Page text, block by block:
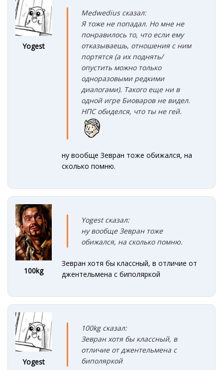
Yogest
Medwedius сказал:
Я тоже не попадал. Но мне не
понравилось то, что если ему
отказываешь, отношения с ним
портятся (а их поднять/
опустить можно только
одноразовыми редкими
диалогами). Такого еще ни в
одной игре Биоваров не видел.
НПС обиделся, что ты не гей.
ну вообще Зевран тоже обижался, на
сколько помню.
100kg
Yogest сказал:
ну вообще Зевран тоже
обижался, на сколько помню.
Зевран хотя бы классный, в отличие от
джентельмена с биполяркой
Yogest
100kg сказал:
Зевран хотя бы классный, в
отличие от джентельмена с
биполяркой